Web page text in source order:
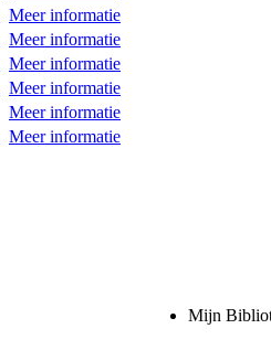
Meer informatie
Meer informatie
Meer informatie
Meer informatie
Meer informatie
Meer informatie
Mijn